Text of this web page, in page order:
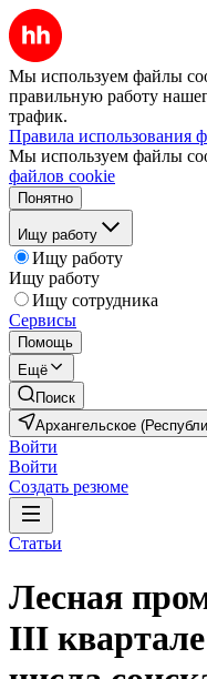
Мы используем файлы
правильную работу
трафик.
Правила использования
Мы используем файлы
файлов cookie
Понятно
Ищу работу
Ищу работу
Ищу работу
Ищу сотрудника
Сервисы
Помощь
Ещё
Поиск
Архангельское
Войти
Войти
Создать резюме
Статьи
Лесная
III квартале